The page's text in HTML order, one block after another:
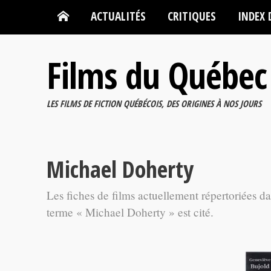
ACTUALITÉS CRITIQUES INDEX
Films du Québec
LES FILMS DE FICTION QUÉBÉCOIS, DES ORIGINES À NOS JOURS
Michael Doherty
Les fiches de films actuellement répertoriées
terme « Michael Doherty » est cité.